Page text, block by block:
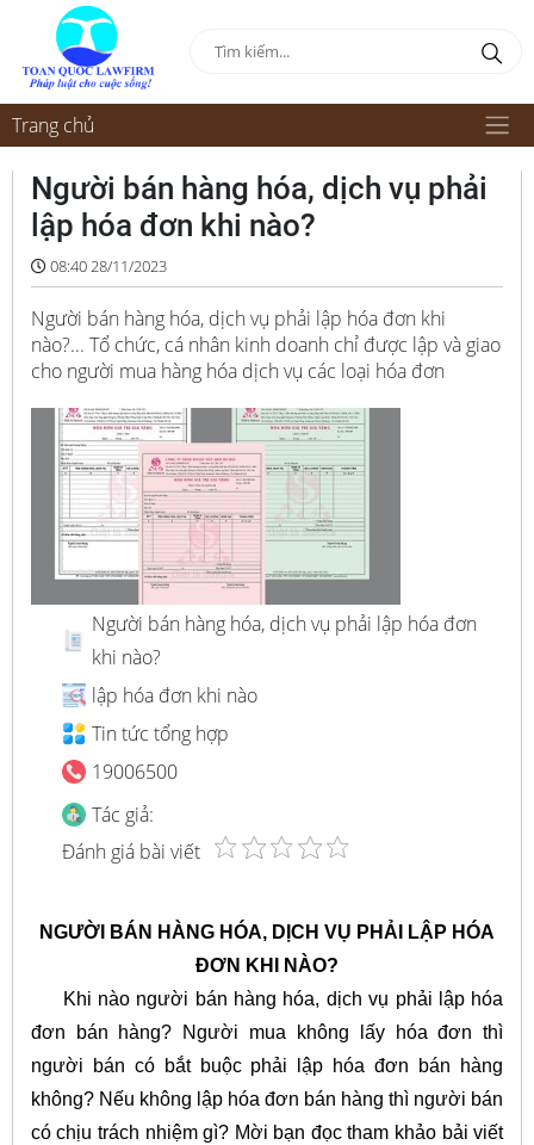
Trang chủ
Người bán hàng hóa, dịch vụ phải
lập hóa đơn khi nào?
08:40 28/11/2023
Người bán hàng hóa, dịch vụ phải lập hóa đơn khi
nào?... Tổ chức, cá nhân kinh doanh chỉ được lập và giao
cho người mua hàng hóa dịch vụ các loại hóa đơn
Người bán hàng hóa, dịch vụ phải lập hóa đơn
khi nào?
lập hóa đơn khi nào
Tin tức tổng hợp
19006500
Tác giả:
Đánh giá bài viết
NGƯỜI BÁN HÀNG HÓA, DỊCH VỤ PHẢI LẬP HÓA
ĐƠN KHI NÀO?
Khi nào người bán hàng hóa, dịch vụ phải lập hóa
đơn bán hàng? Người mua không lấy hóa đơn thì
người bán có bắt buộc phải lập hóa đơn bán hàng
không? Nếu không lập hóa đơn bán hàng thì người bán
có chịu trách nhiệm gì? Mời bạn đọc tham khảo bải viết